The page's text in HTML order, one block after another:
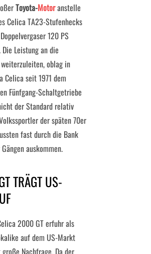
Toyota-Motoranstelle
Celica TA23-Stufenhecks
120 PS
Leistung an die
oblag in
Celica seit 1971 dem
Fünfgang-Schaltgetriebe
der Standard relativ
der späten 70er
fast durch die Bank
auskommen.
TRÄGT US-
2000 GT erfuhr als
auf dem US-Markt
Nachfrage. Da der